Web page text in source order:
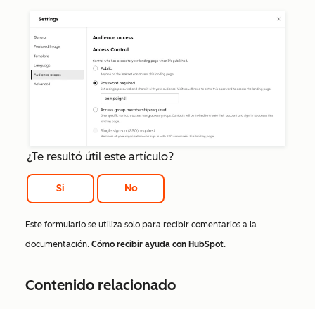
¿Te resultó útil este artículo?
Si No
Este formulario se utiliza solo para recibir comentarios a la
documentación. Cómo recibir ayuda con HubSpot.
Contenido relacionado